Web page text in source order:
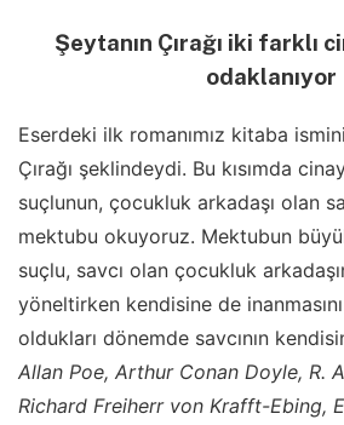
Şeytanın Çırağı iki farklı
odaklanıyor
Eserdeki ilk romanımız kitaba
Çırağı şeklindeydi. Bu kısımda
suçlunun, çocukluk arkadaşı olan
mektubu okuyoruz. Mektubun
suçlu, savcı olan çocukluk
yöneltirken kendisine de
oldukları dönemde savcının
Allan Poe, Arthur Conan Doyle, R.
Richard Freiherr von Krafft-Ebing,